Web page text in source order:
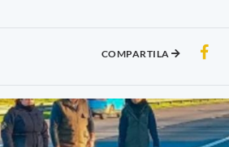
COMPARTILA